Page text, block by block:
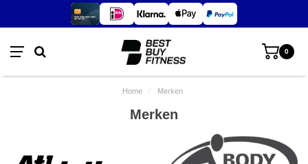
0
Home / Merken
Merken